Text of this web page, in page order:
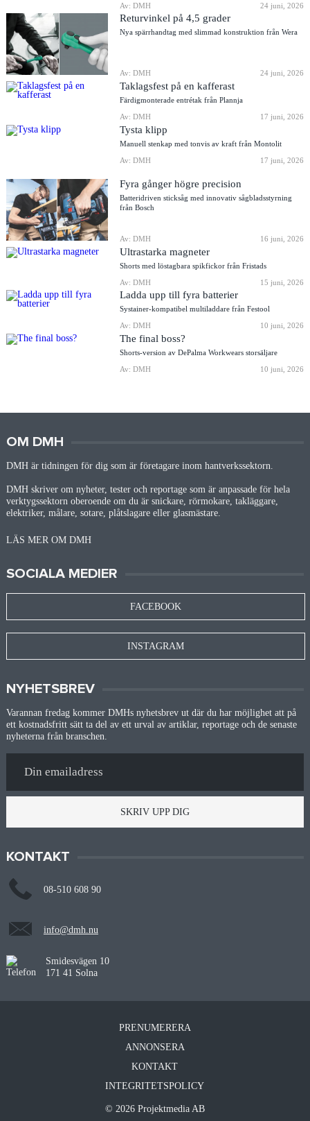
Av: DMH
24 juni, 2026
Returvinkel på 4,5 grader
Nya spärrhandtag med slimmad konstruktion från Wera
Av: DMH 24 juni, 2026
Taklagsfest på en kafferast
Färdigmonterade entrétak från Plannja
Av: DMH
17 juni, 2026
Tysta klipp
Manuell stenkap med tonvis av kraft från Montolit
Av: DMH
17 juni, 2026
Fyra gånger högre precision
Batteridriven sticksåg med innovativ sågbladsstyrning
från Bosch
Av: DMH 16 juni, 2026
Ultrastarka magneter
Shorts med löstagbara spikfickor från Fristads
Av: DMH
15 juni, 2026
Ladda upp till fyra batterier
Systainer-kompatibel multiladdare från Festool
Av: DMH
10 juni, 2026
The final boss?
Shorts-version av DePalma Workwears storsäljare
Av: DMH
10 juni, 2026
OM DMH
DMH är tidningen för dig som är företagare inom hantverkssektorn.
DMH skriver om nyheter, tester och reportage som är anpassade för hela
verktygssektorn oberoende om du är snickare, rörmokare, takläggare,
elektriker, målare, sotare, plåtslagare eller glasmästare.
LÄS MER OM DMH
SOCIALA MEDIER
FACEBOOK
INSTAGRAM
NYHETSBREV
Varannan fredag kommer DMHs nyhetsbrev ut där du har möjlighet att på
ett kostnadsfritt sätt ta del av ett urval av artiklar, reportage och de senaste
nyheterna från branschen.
SKRIV UPP DIG
KONTAKT
08-510 608 90
info@dmh.nu
Smidesvägen 10
171 41 Solna
PRENUMERERA
ANNONSERA
KONTAKT
INTEGRITETSPOLICY
© 2026 Projektmedia AB